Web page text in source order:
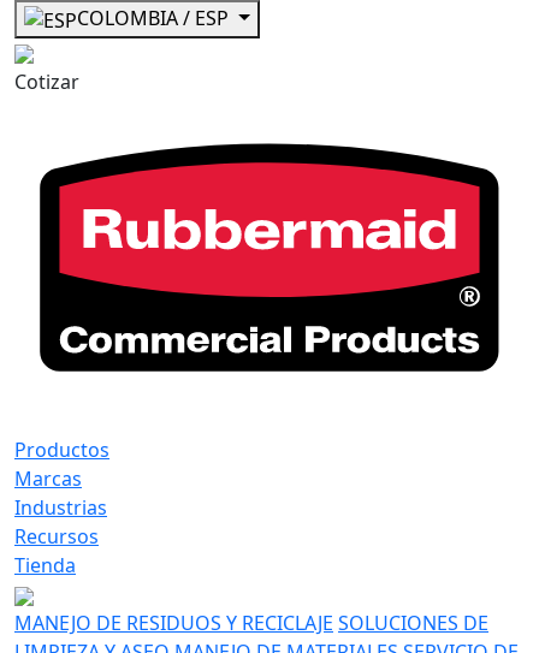
COLOMBIA / ESP
Cotizar
Productos
Marcas
Industrias
Recursos
Tienda
MANEJO DE RESIDUOS Y RECICLAJE SOLUCIONES DE